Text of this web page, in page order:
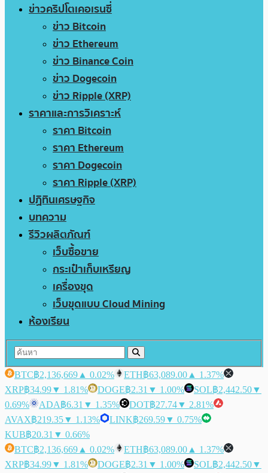
ข่าวคริปโตเคอเรนซี่
ข่าว Bitcoin
ข่าว Ethereum
ข่าว Binance Coin
ข่าว Dogecoin
ข่าว Ripple (XRP)
ราคาและการวิเคราะห์
ราคา Bitcoin
ราคา Ethereum
ราคา Dogecoin
ราคา Ripple (XRP)
ปฏิทินเศรษฐกิจ
บทความ
รีวิวผลิตภัณฑ์
เว็บซื้อขาย
กระเป๋าเก็บเหรียญ
เครื่องขุด
เว็บขุดแบบ Cloud Mining
ห้องเรียน
BTC฿2,136,669 ▲ 0.02% ETH฿63,089.00 ▲ 1.37%
XRP฿34.99▼ 1.81% DOGE฿2.31 ▼ 1.00% SOL฿2,442.50▼
0.69%
ADA฿6.31 ▼ 1.35% DOT฿27.74▼ 2.81%
AVAX฿219.35▼ 1.13% LINK฿269.59▼ 0.75%
KUB฿20.31 ▼ 0.66%
BTC฿2,136,669 ▲ 0.02% ETH฿63,089.00 ▲ 1.37%
XRP฿34.99▼ 1.81% DOGE฿2.31 ▼ 1.00% SOL฿2,442.50▼